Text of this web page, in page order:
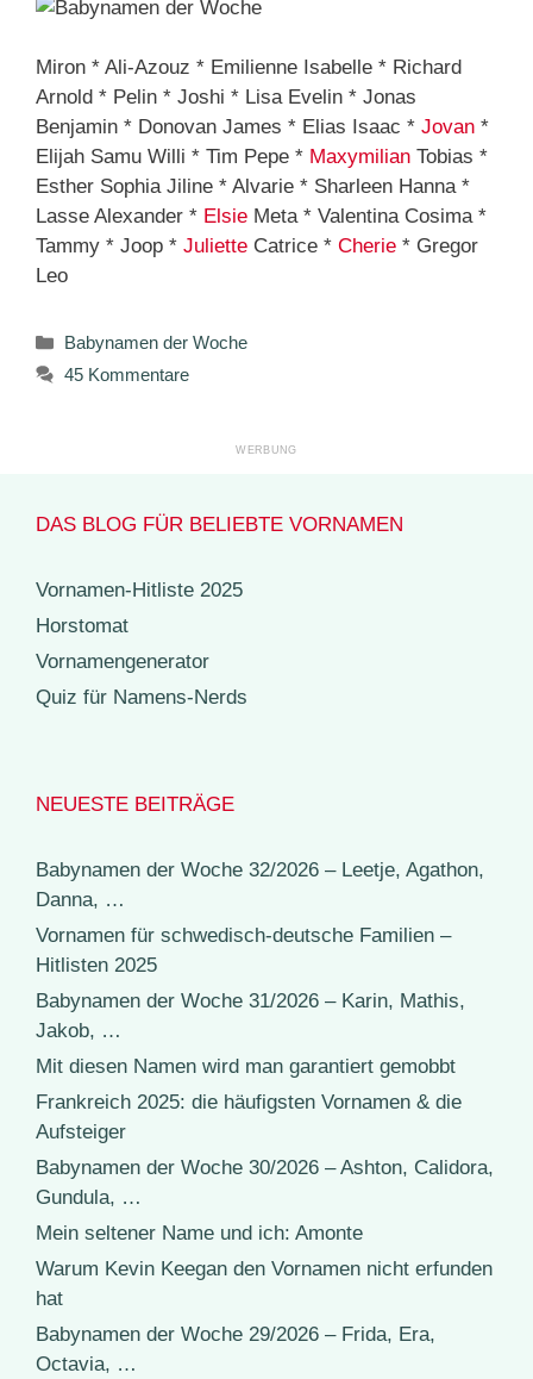
Miron * Ali-Azouz * Emilienne Isabelle * Richard
Arnold * Pelin * Joshi * Lisa Evelin * Jonas
Benjamin * Donovan James * Elias Isaac * Jovan *
Elijah Samu Willi * Tim Pepe * Maxymilian Tobias *
Esther Sophia Jiline * Alvarie * Sharleen Hanna *
Lasse Alexander * Elsie Meta * Valentina Cosima *
Tammy * Joop * Juliette Catrice * Cherie * Gregor
Leo
Kategorien
Babynamen der Woche
45 Kommentare
DAS BLOG FÜR BELIEBTE VORNAMEN
Vornamen-Hitliste 2025
Horstomat
Vornamengenerator
Quiz für Namens-Nerds
NEUESTE BEITRÄGE
Babynamen der Woche 32/2026 – Leetje, Agathon,
Danna, …
Vornamen für schwedisch-deutsche Familien –
Hitlisten 2025
Babynamen der Woche 31/2026 – Karin, Mathis,
Jakob, …
Mit diesen Namen wird man garantiert gemobbt
Frankreich 2025: die häufigsten Vornamen & die
Aufsteiger
Babynamen der Woche 30/2026 – Ashton, Calidora,
Gundula, …
Mein seltener Name und ich: Amonte
Warum Kevin Keegan den Vornamen nicht erfunden
hat
Babynamen der Woche 29/2026 – Frida, Era,
Octavia, …